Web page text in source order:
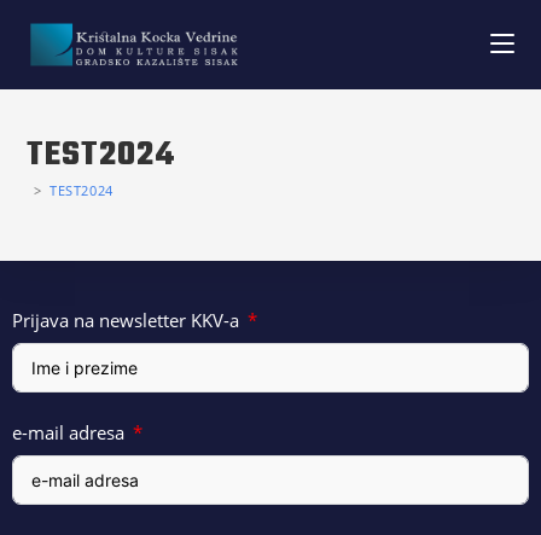
TEST2024
> TEST2024
Prijava na newsletter KKV-a
e-mail adresa